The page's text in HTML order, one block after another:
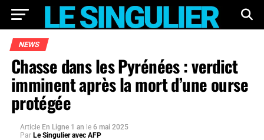
NEWS
Chasse dans les Pyrénées : verdict
imminent après la mort d’une ourse
protégée
Article En Ligne 1 an le 6 mai 2025
Par Le Singulier avec AFP